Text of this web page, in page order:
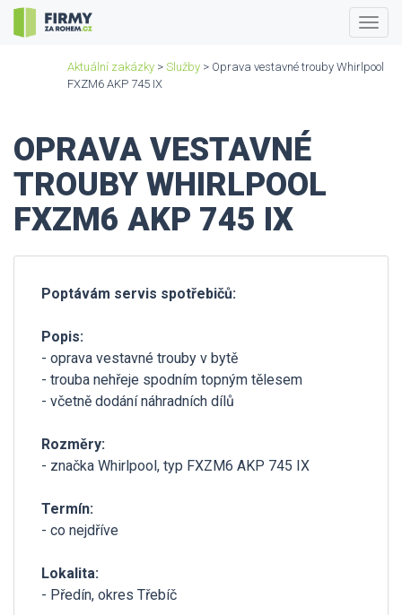
Aktuální zakázky > Služby > Oprava vestavné trouby Whirlpool
FXZM6 AKP 745 IX
OPRAVA VESTAVNÉ
TROUBY WHIRLPOOL
FXZM6 AKP 745 IX
Poptávám servis spotřebičů:
Popis:
- oprava vestavné trouby v bytě
- trouba nehřeje spodním topným tělesem
- včetně dodání náhradních dílů
Rozměry:
- značka Whirlpool, typ FXZM6 AKP 745 IX
Termín:
- co nejdříve
Lokalita:
- Předín, okres Třebíč